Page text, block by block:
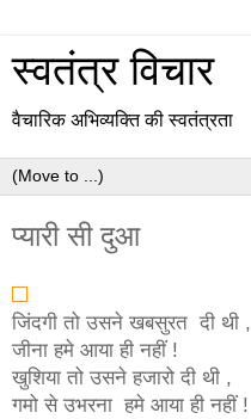
स्वतंत्र विचार
वैचारिक अभिव्यक्ति की स्वतंत्रता
प्यारी सी दुआ
जिंदगी तो उसने खबसुरत दी थी ,
जीना हमे आया ही नहीं !
खुशिया तो उसने हजारो दी थी ,
गमो से उभरना हमे आया ही नहीं !